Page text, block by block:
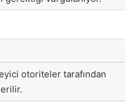
otoriteler tarafından